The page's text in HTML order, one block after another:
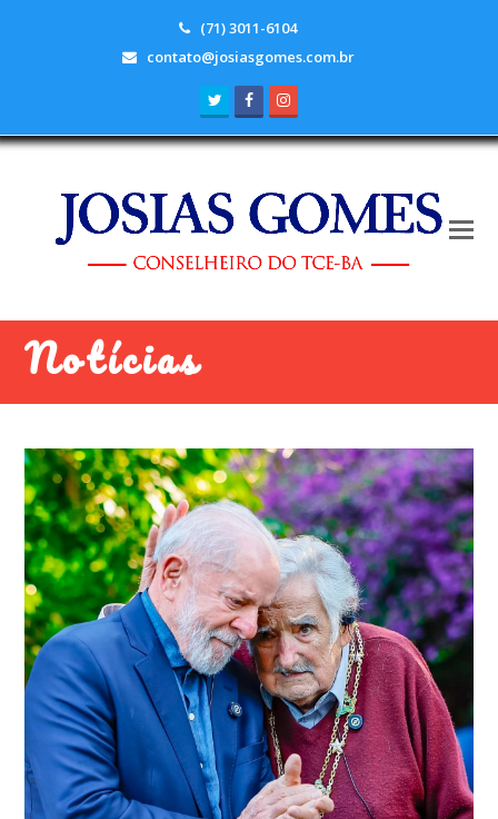
(71) 3011-6104
contato@josiasgomes.com.br
TwitterFacebook
Notícias